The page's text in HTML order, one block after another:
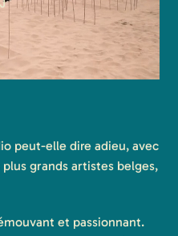
peut-elle dire adieu, avec
grands artistes belges,
et passionnant.